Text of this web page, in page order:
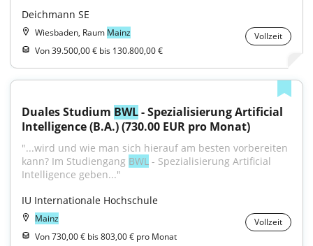
Deichmann SE
Wiesbaden, Raum Mainz
Vollzeit
Von 39.500,00 € bis 130.800,00 €
Duales Studium BWL - Spezialisierung Artificial
Intelligence (B.A.) (730.00 EUR pro Monat)
"...wird und wie man sich hierauf am besten vorbereiten
kann? Im Studiengang BWL - Spezialisierung Artificial
Intelligence geben..."
IU Internationale Hochschule
Mainz
Vollzeit
Von 730,00 € bis 803,00 € pro Monat